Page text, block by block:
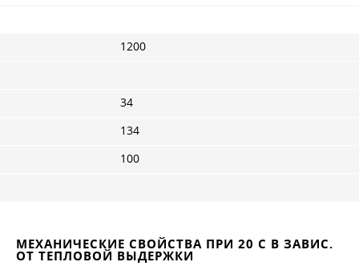
1200
34
134
100
МЕХАНИЧЕСКИЕ СВОЙСТВА ПРИ 20 С В ЗАВИС.
ОТ ТЕПЛОВОЙ ВЫДЕРЖКИ